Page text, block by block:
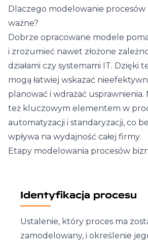
Dlaczego modelowanie procesów
ważne?
Dobrze opracowane modele
i zrozumieć nawet złożone
działami czy systemami IT. Dzięki
mogą łatwiej wskazać
planować i wdrażać usprawnienia.
też kluczowym elementem w
automatyzacji i standaryzacji, co
wpływa na wydajność całej firmy.
Etapy modelowania procesów
Identyfikacja procesu
Ustalenie, który proces ma
zamodelowany, i określenie